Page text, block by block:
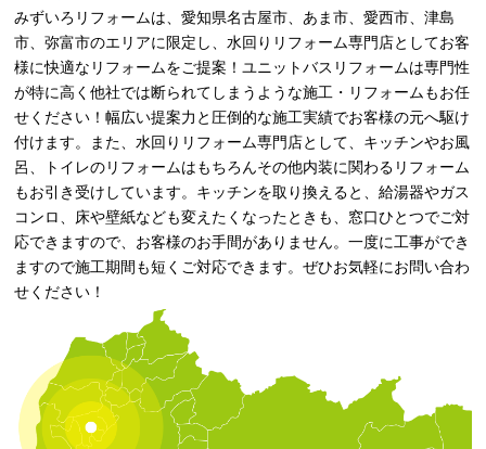
みずいろリフォームは、愛知県名古屋市、あま市、愛西市、津島
市、弥富市のエリアに限定し、水回りリフォーム専門店としてお客
様に快適なリフォームをご提案！ユニットバスリフォームは専門性
が特に高く他社では断られてしまうような施工・リフォームもお任
せください！幅広い提案力と圧倒的な施工実績でお客様の元へ駆け
付けます。また、水回りリフォーム専門店として、キッチンやお風
呂、トイレのリフォームはもちろんその他内装に関わるリフォーム
もお引き受けしています。キッチンを取り換えると、給湯器やガス
コンロ、床や壁紙なども変えたくなったときも、窓口ひとつでご対
応できますので、お客様のお手間がありません。一度に工事ができ
ますので施工期間も短くご対応できます。ぜひお気軽にお問い合わ
せください！